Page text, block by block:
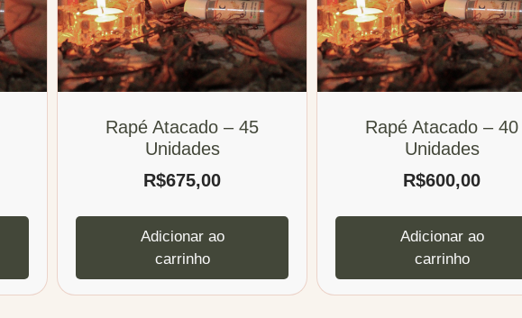
Rapé Atacado – 45
Unidades
R$675,00
Adicionar ao
carrinho
Rapé Atacado – 40
Unidades
R$600,00
Adicionar ao
carrinho